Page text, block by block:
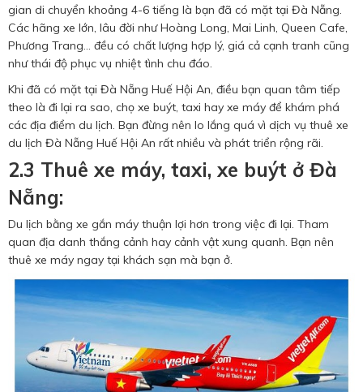
gian di chuyển khoảng 4-6 tiếng là bạn đã có mặt tại Đà Nẵng.
Các hãng xe lớn, lâu đời như Hoàng Long, Mai Linh, Queen Cafe,
Phương Trang… đều có chất lượng hợp lý, giá cả cạnh tranh cũng
như thái độ phục vụ nhiệt tình chu đáo.
Khi đã có mặt tại Đà Nẵng Huế Hội An, điều bạn quan tâm tiếp
theo là đi lại ra sao, chọ xe buýt, taxi hay xe máy để khám phá
các địa điểm du lịch. Bạn đừng nên lo lắng quá vì dịch vụ thuê xe
du lịch Đà Nẵng Huế Hội An rất nhiều và phát triển rộng rãi.
2.3 Thuê xe máy, taxi, xe buýt ở Đà
Nẵng:
Du lịch bằng xe gắn máy thuận lợi hơn trong việc đi lại. Tham
quan địa danh thắng cảnh hay cảnh vật xung quanh. Bạn nên
thuê xe máy ngay tại khách sạn mà bạn ở.